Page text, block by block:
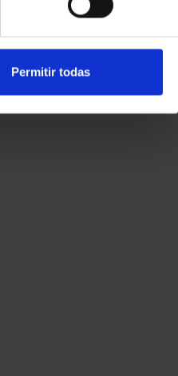
Permitir todas
CAPITALES DE
PROVINCIA 3
949,00 €
para usuarios registrados